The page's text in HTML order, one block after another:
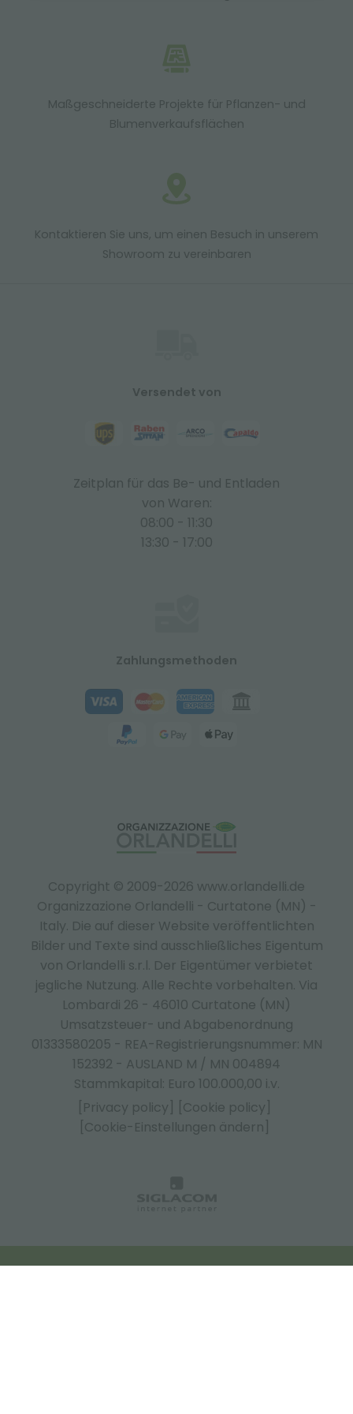
Maßgeschneiderte Projekte für Pflanzen- und
Blumenverkaufsflächen
Kontaktieren Sie uns, um einen Besuch in unserem
Showroom zu vereinbaren
Copyright © 2009-2026 www.orlandelli.de
Organizzazione Orlandelli - Curtatone (MN) -
Italy. Die auf dieser Website veröffentlichten
Bilder und Texte sind ausschließliches Eigentum
von Orlandelli s.r.l. Der Eigentümer verbietet
jegliche Nutzung. Alle Rechte vorbehalten. Via
Lombardi 26 - 46010 Curtatone (MN)
Umsatzsteuer- und Abgabenordnung
01333580205 - REA-Registrierungsnummer: MN
152392 - AUSLAND M / MN 004894
Stammkapital: Euro 100.000,00 i.v.
[Privacy policy]
[Cookie policy]
[Cookie-Einstellungen ändern]
Versendet von
Zeitplan für das Be- und Entladen
von Waren:
08:00 - 11:30
13:30 - 17:00
Zahlungsmethoden